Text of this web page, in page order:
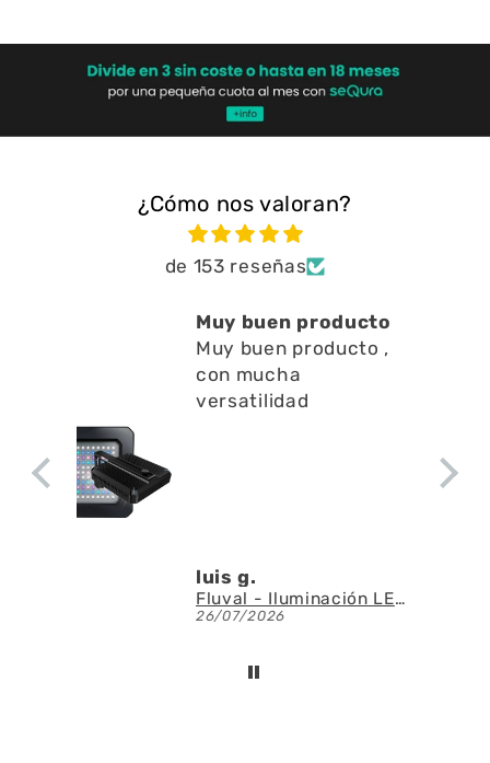
¿Cómo nos valoran?
de 153 reseñas
Muy buen producto
Muy buen producto ,
con mucha
versatilidad
luis g.
Fluval - Iluminación LED Nano Reef 4.0 de 25W
26/07/2026